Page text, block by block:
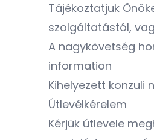
Tájékoztatjuk
szolgáltatástól,
A nagykövetség
information
Kihelyezett konzuli
Útlevélkérelem
Kérjük útlevele